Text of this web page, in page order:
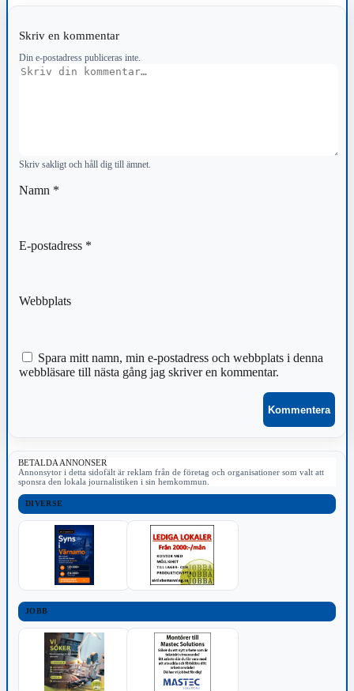
Skriv en kommentar
Din e-postadress publiceras inte.
Kommentar
Skriv sakligt och håll dig till ämnet.
Namn *
E-postadress *
Webbplats
Spara mitt namn, min e-postadress och webbplats i denna
webbläsare till nästa gång jag skriver en kommentar.
BETALDA ANNONSER
Annonsytor i detta sidofält är reklam från de företag och organisationer som valt att
sponsra den lokala journalistiken i sin hemkommun.
DIVERSE
JOBB